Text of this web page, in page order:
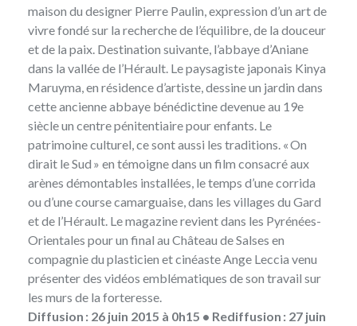
maison du designer Pierre Paulin, expression d’un art de
vivre fondé sur la recherche de l’équilibre, de la douceur
et de la paix. Destination suivante, l’abbaye d’Aniane
dans la vallée de l’Hérault. Le paysagiste japonais Kinya
Maruyma, en résidence d’artiste, dessine un jardin dans
cette ancienne abbaye bénédictine devenue au 19e
siècle un centre pénitentiaire pour enfants. Le
patrimoine culturel, ce sont aussi les traditions. « On
dirait le Sud » en témoigne dans un film consacré aux
arènes démontables installées, le temps d’une corrida
ou d’une course camarguaise, dans les villages du Gard
et de l’Hérault. Le magazine revient dans les Pyrénées-
Orientales pour un final au Château de Salses en
compagnie du plasticien et cinéaste Ange Leccia venu
présenter des vidéos emblématiques de son travail sur
les murs de la forteresse.
Diffusion : 26 juin 2015 à 0h15 • Rediffusion : 27 juin